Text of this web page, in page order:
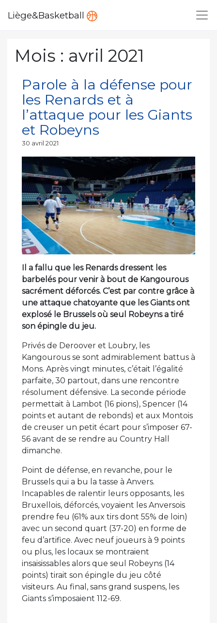
Liège&Basketball
Mois : avril 2021
Parole à la défense pour
les Renards et à
l’attaque pour les Giants
et Robeyns
Publié
30 avril 2021
Il a fallu que les Renards dressent les
barbelés pour venir à bout de Kangourous
sacrément déforcés. C’est par contre grâce à
une attaque chatoyante que les Giants ont
explosé le Brussels où seul Robeyns a tiré
son épingle du jeu.
Privés de Deroover et Loubry, les
Kangourous se sont admirablement battus à
Mons. Après vingt minutes, c’était l’égalité
parfaite, 30 partout, dans une rencontre
résolument défensive. La seconde période
permettait à Lambot (16 pions), Spencer (14
points et autant de rebonds) et aux Montois
de creuser un petit écart pour s’imposer 67-
56 avant de se rendre au Country Hall
dimanche.
Point de défense, en revanche, pour le
Brussels qui a bu la tasse à Anvers.
Incapables de ralentir leurs opposants, les
Bruxellois, déforcés, voyaient les Anversois
prendre feu (61% aux tirs dont 55% de loin)
avec un second quart (37-20) en forme de
feu d’artifice. Avec neuf joueurs à 9 points
ou plus, les locaux se montraient
insaisissables alors que seul Robeyns (14
points) tirait son épingle du jeu côté
visiteurs. Au final, sans grand suspens, les
Giants s’imposaient 112-69.